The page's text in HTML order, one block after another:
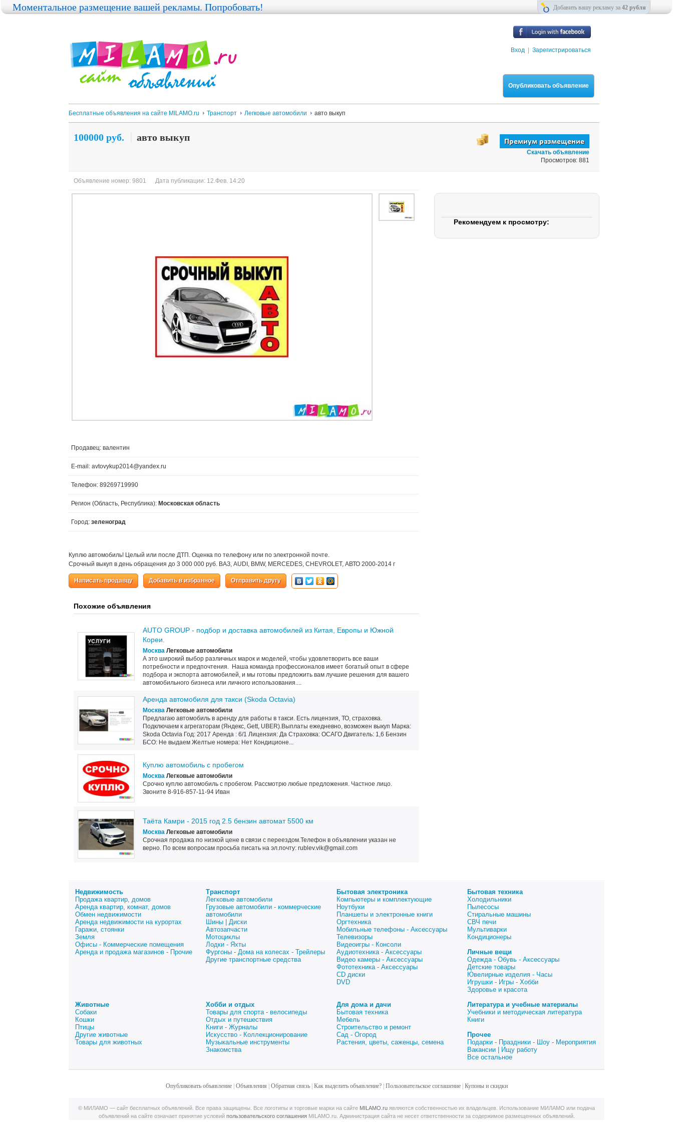
Вход Зарегистрироваться
Опубликовать объявление
Бесплатные объявления на сайте MILAMO.ru Транспорт Легковые автомобили авто выкуп
100000 руб. авто выкуп
Скачать объявление
Просмотров: 881
Объявление номер: 9801 Дата публикации: 12.Фев. 14:20
Продавец: валентин
E-mail: avtovykup2014@yandex.ru
Телефон: 89269719990
Регион (Область, Республика): Московская область
Город: зеленоград
Куплю автомобиль! Целый или после ДТП. Оценка по телефону или по электронной почте.
Срочный выкуп в день обращения до 3 000 000 руб. ВАЗ, AUDI, BMW, MERCEDES, CHEVROLET, АВТО 2000-2014 г
Написать продавцу Добавить в избранное Отправить другу
Похожие объявления
AUTO GROUP - подбор и доставка автомобилей из Китая, Европы и Южной
Кореи.
Москва Легковые автомобили
А это широкий выбор различных марок и моделей, чтобы удовлетворить все ваши
потребности и предпочтения. Наша команда профессионалов имеет богатый опыт в сфере
подбора и экспорта автомобилей, и мы готовы предложить вам лучшие решения для вашего
автомобильного бизнеса или личного использования....
Аренда автомобиля для такси (Skoda Octavia)
Москва Легковые автомобили
Предлагаю автомобиль в аренду для работы в такси. Есть лицензия, ТО, страховка.
Подключаем к агрегаторам (Яндекс, Gett, UBER).Выплаты ежедневно, возможен выкуп Марка:
Skoda Octavia Год: 2017 Аренда : 6/1 Лицензия: Да Страховка: ОСАГО Двигатель: 1,6 Бензин
БСО: Не выдаем Желтые номера: Нет Кондиционе...
Куплю автомобиль с пробегом
Москва Легковые автомобили
Срочно куплю автомобиль с пробегом. Рассмотрю любые предложения. Частное лицо.
Звоните 8-916-857-11-94 Иван
Таёта Камри - 2015 год 2.5 бензин автомат 5500 км
Москва Легковые автомобили
Срочная продажа по низкой цене в связи с переездом.Телефон в объявлении указан не
верно. По всем вопросам просьба писать на эл.почту: rublev.vik@gmail.com
Моментальное размещение вашей рекламы. Попробовать! Добавить вашу рекламу за 42 рубля
Рекомендуем к просмотру:
Недвижимость
Продажа квартир, домов
Аренда квартир, комнат, домов
Обмен недвижимости
Аренда недвижимости на курортах
Гаражи, стоянки
Земля
Офисы - Коммерческие помещения
Аренда и продажа магазинов - Прочие
Транспорт
Легковые автомобили
Грузовые автомобили - коммерческие
автомобили
Шины | Диски
Автозапчасти
Мотоциклы
Лодки - Яхты
Фургоны - Дома на колесах - Трейлеры
Другие транспортные средства
Бытовая электроника
Компьютеры и комплектующие
Ноутбуки
Планшеты и электронные книги
Оргтехника
Мобильные телефоны - Аксессуары
Телевизоры
Видеоигры - Консоли
Аудиотехника - Аксессуары
Видео камеры - Аксессуары
Фототехника - Аксессуары
CD диски
DVD
Бытовая техника
Холодильники
Пылесосы
Стиральные машины
СВЧ печи
Мультиварки
Кондиционеры
Личные вещи
Одежда - Обувь - Аксессуары
Детские товары
Ювелирные изделия - Часы
Игрушки - Игры - Хобби
Здоровье и красота
Животные
Собаки
Кошки
Птицы
Другие животные
Товары для животных
Хобби и отдых
Товары для спорта - велосипеды
Отдых и путешествия
Книги - Журналы
Искусство - Коллекционирование
Музыкальные инструменты
Знакомства
Для дома и дачи
Бытовая техника
Мебель
Строительство и ремонт
Сад - Огород
Растения, цветы, саженцы, семена
Литература и учебные материалы
Учебники и методическая литература
Книги
Прочее
Подарки - Праздники - Шоу - Мероприятия
Вакансии | Ищу работу
Все остальное
Опубликовать объявление| Объявления Обратная связь| Как выделить объявление?| Пользовательское соглашение| Купоны и скидки
© МИЛАМО — сайт бесплатных объявлений. Все права защищены. Все логотипы и торговые марки на сайте MILAMO.ru являются собственностью их владельцев. Использование МИЛАМО или подача
объявлений на сайте означает принятие условий пользовательского соглашенияMILAMO.ru. Администрация сайта не несет ответственности за содержимое размещенных объявлений.